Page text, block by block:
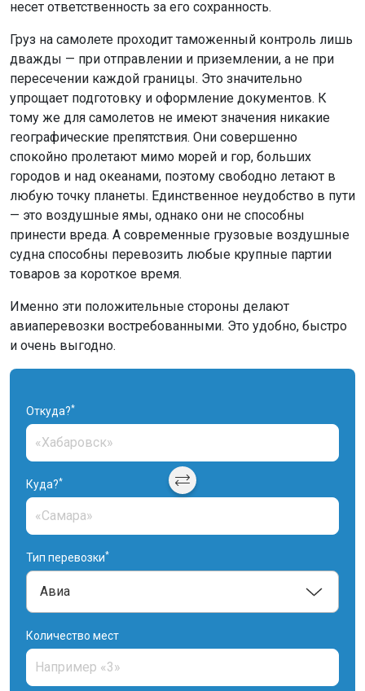
несет ответственность за его сохранность.
Груз на самолете проходит таможенный контроль лишь
дважды — при отправлении и приземлении, а не при
пересечении каждой границы. Это значительно
упрощает подготовку и оформление документов. К
тому же для самолетов не имеют значения никакие
географические препятствия. Они совершенно
спокойно пролетают мимо морей и гор, больших
городов и над океанами, поэтому свободно летают в
любую точку планеты. Единственное неудобство в пути
— это воздушные ямы, однако они не способны
принести вреда. А современные грузовые воздушные
судна способны перевозить любые крупные партии
товаров за короткое время.
Именно эти положительные стороны делают
авиаперевозки востребованными. Это удобно, быстро
и очень выгодно.
Откуда?*
Куда?*
Тип перевозки*
Количество мест